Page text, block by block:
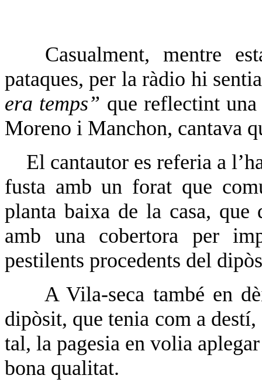
Casualment, mentre
pataques, per la ràdio hi
era temps” que reflectint
Moreno i Manchon, cantava
El cantautor es referia a
fusta amb un forat que
planta baixa de la casa, que
amb una cobertora per
pestilents procedents del
A Vila-seca també en
dipòsit, que tenia com a
tal, la pagesia en volia
bona qualitat.